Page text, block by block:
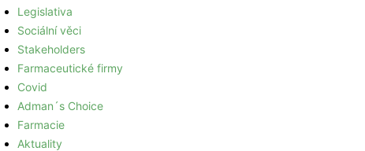
Legislativa
Sociální věci
Stakeholders
Farmaceutické firmy
Covid
Adman´s Choice
Farmacie
Aktuality